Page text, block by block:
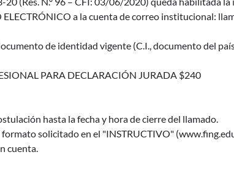
ELECTRÓNICO a la cuenta de correo institucional:
de identidad vigente (C.I., documento del
PARA DECLARACIÓN JURADA $240
hasta la fecha y hora de cierre del llamado.
solicitado en el "INSTRUCTIVO"
cuenta.